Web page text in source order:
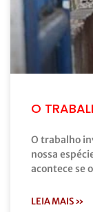
O
O trabalho
nossa
acontece se
LEIA MAIS »